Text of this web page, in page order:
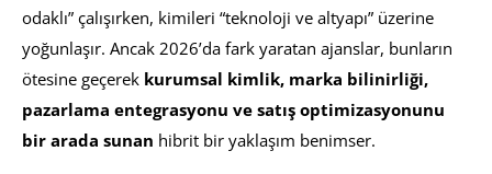
odaklı” çalışırken, kimileri “teknoloji ve altyapı” üzerine
yoğunlaşır. Ancak 2026’da fark yaratan ajanslar, bunların
ötesine geçerek kurumsal kimlik, marka bilinirliği,
pazarlama entegrasyonu ve satış optimizasyonunu
bir arada sunan hibrit bir yaklaşım benimser.